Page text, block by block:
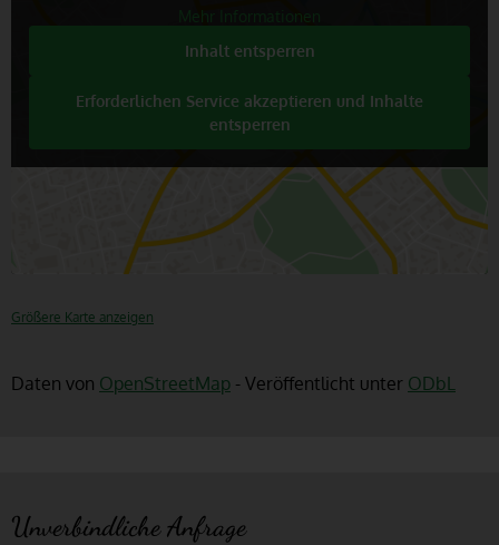
Mehr Informationen
Inhalt entsperren
Erforderlichen Service akzeptieren und Inhalte
entsperren
Größere Karte anzeigen
Daten von OpenStreetMap - Veröffentlicht unter ODbL
Unverbindliche Anfrage